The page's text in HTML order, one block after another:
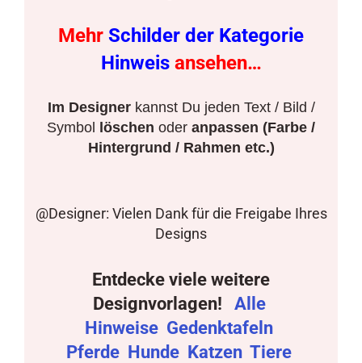
Mehr Schilder der Kategorie
Hinweis ansehen…
Im Designerkannst Du jeden Text / Bild /
Symbol löschen oder anpassen (Farbe /
Hintergrund / Rahmen etc.)
@Designer: Vielen Dank für die Freigabe Ihres
Designs
Entdecke viele weitere
Designvorlagen!
Alle
Hinweise Gedenktafeln
Pferde Hunde Katzen Tiere